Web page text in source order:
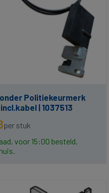
Politiekeurmerk
| 1037513
per stuk
voor 15:00 besteld,